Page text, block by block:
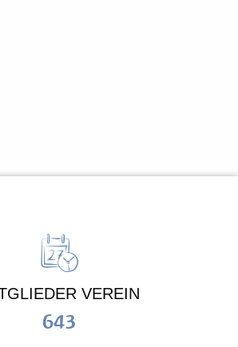
VEREIN
643